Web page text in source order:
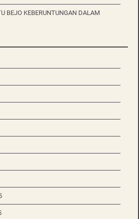
BEJO KEBERUNTUNGAN DALAM